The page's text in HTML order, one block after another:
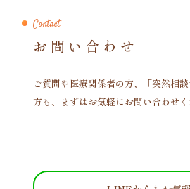
Contact
お問い合わせ
ご質問や医療関係者の方、「突然相
方も、まずはお気軽にお問い合わせく